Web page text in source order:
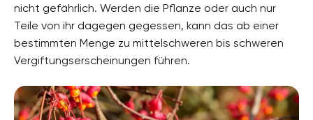
nicht gefährlich. Werden die Pflanze oder auch nur
Teile von ihr dagegen gegessen, kann das ab einer
bestimmten Menge zu mittelschweren bis schweren
Vergiftungserscheinungen führen.